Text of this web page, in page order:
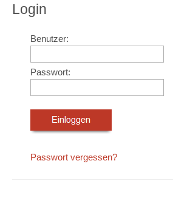
Login
Benutzer:
Passwort:
Passwort vergessen?